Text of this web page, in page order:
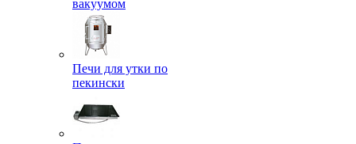
вакуумом
Печи для утки по
пекински